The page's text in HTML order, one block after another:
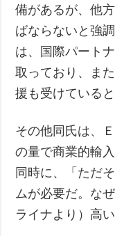
備があるが、他
ばならないと強
は、国際パート
取っており、ま
援も受けていると
その他同氏は、
の量で商業的輸
同時に、「ただ
ムが必要だ。な
ライナより）高